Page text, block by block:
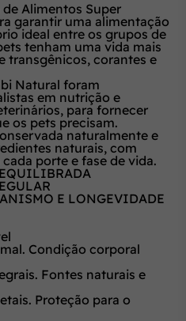
Alimentos Super
garantir uma alimentação
ideal entre os grupos de
tenham uma vida mais
transgênicos, corantes e
Natural foram
em nutrição e
para fornecer
os pets precisam.
naturalmente e
naturais, com
porte e fase de vida.
E LONGEVIDADE
Condição corporal
Fontes naturais e
Proteção para o